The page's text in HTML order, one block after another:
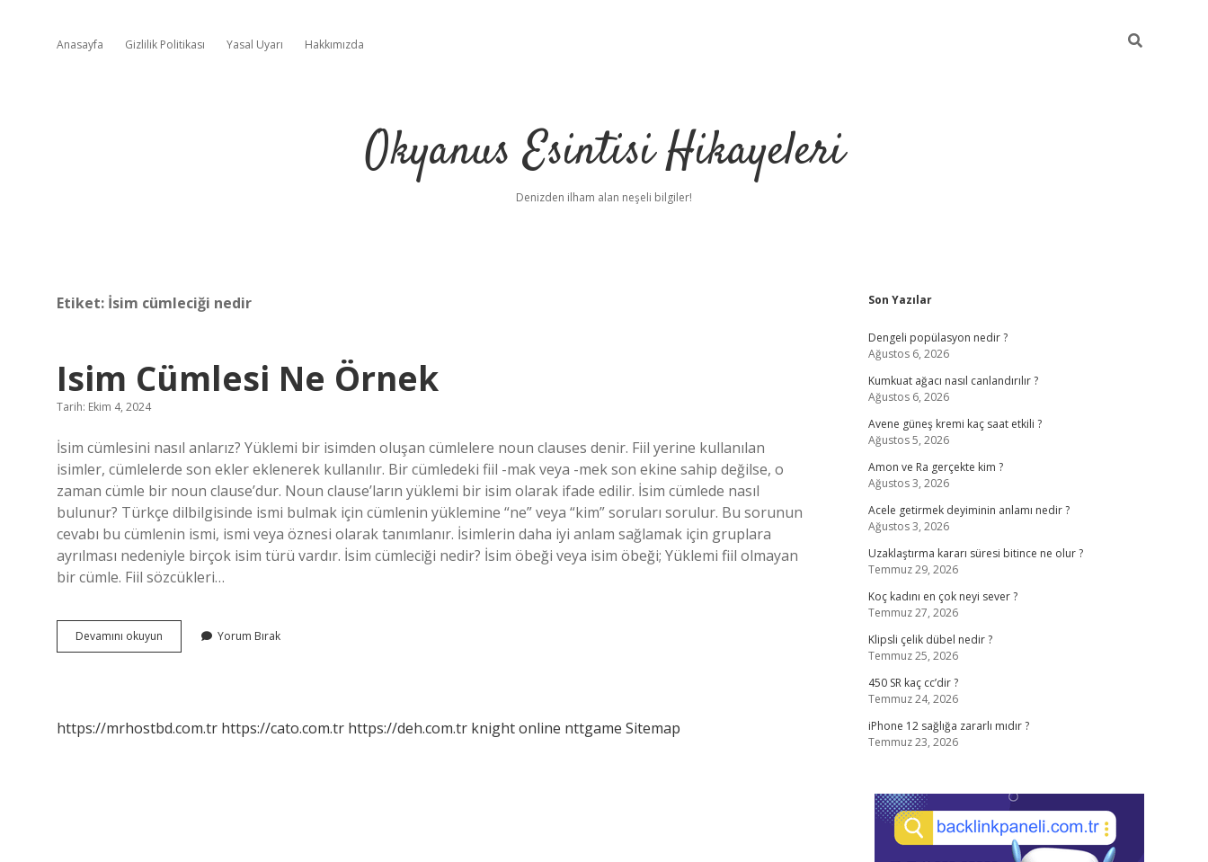
Anasayfa Gizlilik Politikası Yasal Uyarı Hakkımızda
Okyanus Esintisi Hikayeleri
Denizden ilham alan neşeli bilgiler!
Etiket: İsim cümleciği nedir
Isim Cümlesi Ne Örnek
Tarih: Ekim 4, 2024
İsim cümlesini nasıl anlarız? Yüklemi bir isimden oluşan cümlelere noun clauses denir. Fiil yerine kullanılan
isimler, cümlelerde son ekler eklenerek kullanılır. Bir cümledeki fiil -mak veya -mek son ekine sahip değilse, o
zaman cümle bir noun clause’dur. Noun clause’ların yüklemi bir isim olarak ifade edilir. İsim cümlede nasıl
bulunur? Türkçe dilbilgisinde ismi bulmak için cümlenin yüklemine “ne” veya “kim” soruları sorulur. Bu sorunun
cevabı bu cümlenin ismi, ismi veya öznesi olarak tanımlanır. İsimlerin daha iyi anlam sağlamak için gruplara
ayrılması nedeniyle birçok isim türü vardır. İsim cümleciği nedir? İsim öbeği veya isim öbeği; Yüklemi fiil olmayan
bir cümle. Fiil sözcükleri…
Devamını okuyun
Cümlesi
Yorum Bırak
https://mrhostbd.com.tr https://cato.com.tr https://deh.com.tr knight online nttgame Sitemap
Sidebar
Son Yazılar
Dengeli popülasyon nedir ?
Ağustos 6, 2026
Kumkuat ağacı nasıl canlandırılır ?
Ağustos 6, 2026
Avene güneş kremi kaç saat etkili ?
Ağustos 5, 2026
Amon ve Ra gerçekte kim ?
Ağustos 3, 2026
Acele getirmek deyiminin anlamı nedir ?
Ağustos 3, 2026
Uzaklaştırma kararı süresi bitince ne olur ?
Temmuz 29, 2026
Koç kadını en çok neyi sever ?
Temmuz 27, 2026
Klipsli çelik dübel nedir ?
Temmuz 25, 2026
450 SR kaç cc’dir ?
Temmuz 24, 2026
iPhone 12 sağlığa zararlı mıdır ?
Temmuz 23, 2026